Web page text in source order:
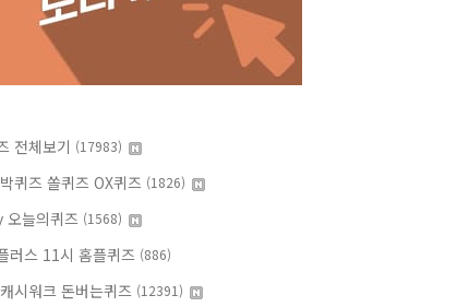
전체보기 (17983)
퀴즈 쏠퀴즈 OX퀴즈 (1826)
오늘의퀴즈 (1568)
러스 11시 홈플퀴즈 (886)
시워크 돈버는퀴즈 (12391)